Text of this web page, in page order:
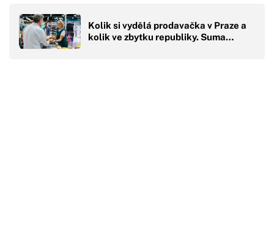
Kolik si vydělá prodavačka v Praze a
kolik ve zbytku republiky. Suma…